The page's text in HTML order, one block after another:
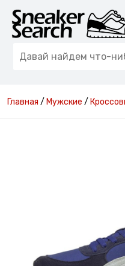
Главная / Мужские /